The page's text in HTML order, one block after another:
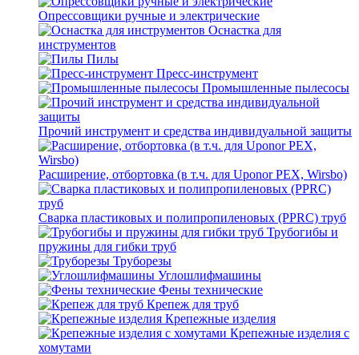
Опрессовщики ручные и электрические
Оснастка для
инструментов
Пилы
Пресс-инструмент
Промышленные пылесосы
Прочий инструмент и средства индивидуальной защиты
Расширение, отбортовка (в т.ч. для Uponor PEX, Wirsbo)
Сварка пластиковых и полипропиленовых (PPRC) труб
Трубогибы и
пружины для гибки труб
Труборезы
Углошлифмашины
Фены технические
Крепеж для труб
Крепежные изделия
Крепежные изделия с
хомутами